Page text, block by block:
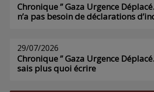
Chronique ” Gaza Urgence
n’a pas besoin de déclarations
29/07/2026
Chronique ” Gaza Urgence
sais plus quoi écrire